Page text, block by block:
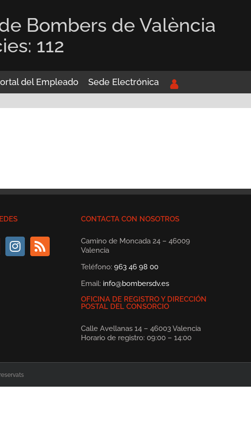
Bombers de València
112
del Empleado Sede Electrónica
CONTACTA CON NOSOTROS
Camino de Moncada 24 – 46009
Valencia
Teléfono: 963 46 98 00
Email: info@bombersdv.es
OFICINA DE REGISTRO Y DIRECCIÓN
POSTAL DEL CONSORCIO
Calle Avellanas 14 – 46003 Valencia
Horario de registro: 09:00 – 14:00